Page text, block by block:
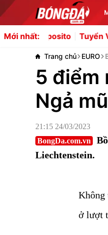
Mới nhất:Tuyển Việt Nam
Trang chủ EURO
5 điểm
Ngả
21:15 24/03/2023
BongDa.com.vn
Liechtenstein.
Không
ở lượt